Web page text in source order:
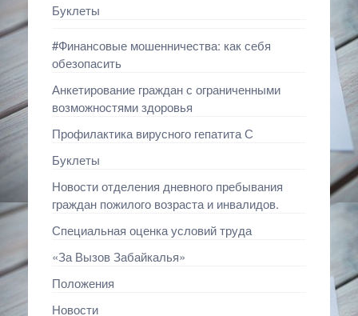
Буклеты
#Финансовые мошенничества: как себя
обезопасить
Анкетирование граждан с ограниченными
возможностями здоровья
Профилактика вирусного гепатита С
Буклеты
Новости отделения дневного пребывания
граждан пожилого возраста и инвалидов.
Специальная оценка условий труда
«За Вызов Забайкалья»
Положения
Новости